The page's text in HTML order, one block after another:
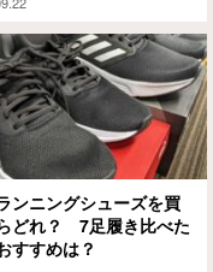
ンニングシューズを買
どれ？ 7足履き比べた
すすめは？